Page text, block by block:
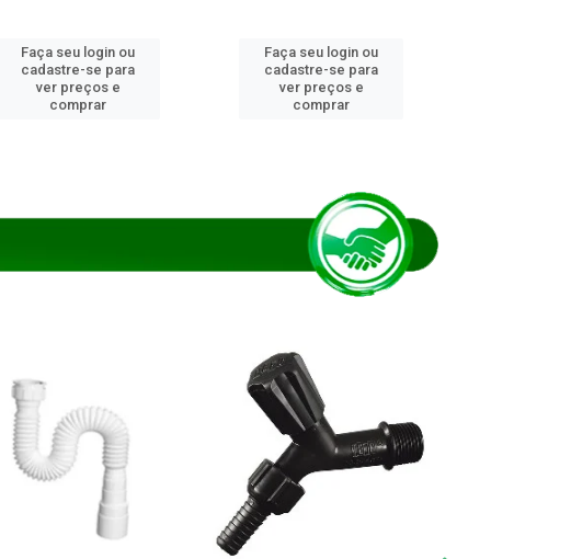
Faça seu login ou
cadastre-se para
ver preços e
comprar
Faça seu login ou
cadastre-se para
ver preços e
comprar